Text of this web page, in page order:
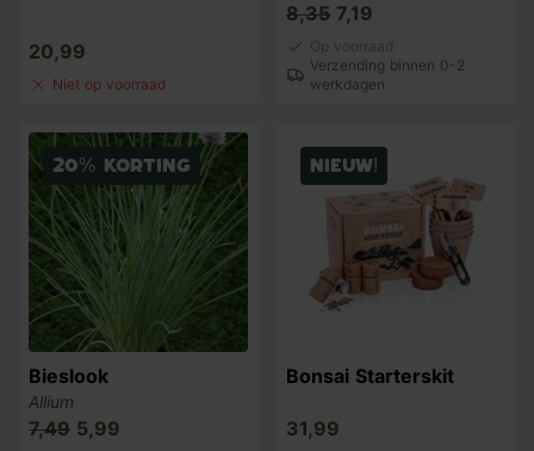
20,99
Niet op voorraad
8,35 7,19
Op voorraad
Verzending binnen 0-2
werkdagen
20% korting
Bieslook
Allium
7,49 5,99
Nieuw!
Bonsai Starterskit
31,99